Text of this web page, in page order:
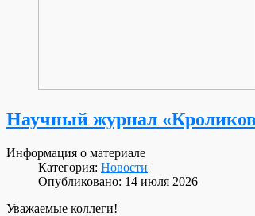
Научный журнал
Информация о материале
Категория: Новости
Опубликовано: 14 июля 2026
Уважаемые коллеги!